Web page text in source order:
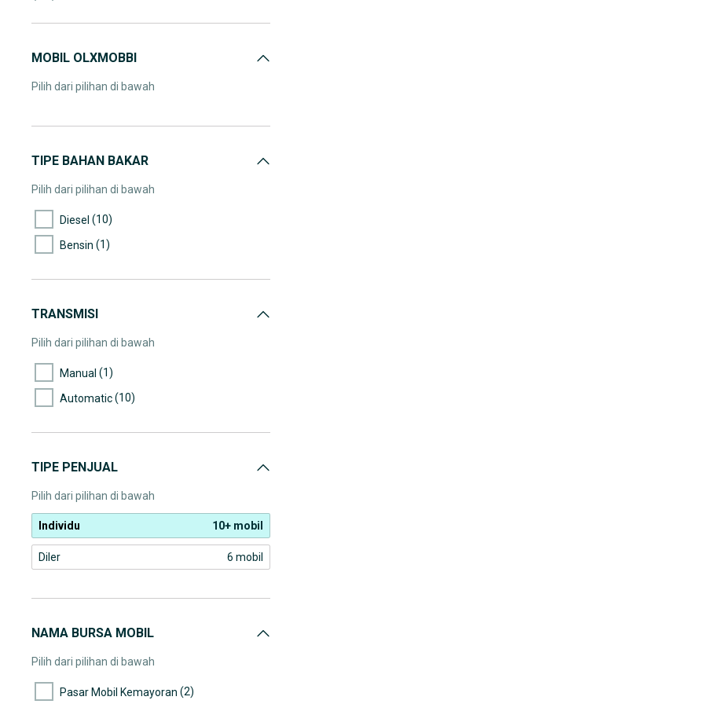
MOBIL OLXMOBBI
Pilih dari pilihan di bawah
TIPE BAHAN BAKAR
Pilih dari pilihan di bawah
Diesel (10)
Bensin (1)
TRANSMISI
Pilih dari pilihan di bawah
Manual (1)
Automatic(10)
TIPE PENJUAL
Pilih dari pilihan di bawah
Individu 10+ mobil
Diler 6 mobil
NAMA BURSA MOBIL
Pilih dari pilihan di bawah
Pasar Mobil Kemayoran (2)